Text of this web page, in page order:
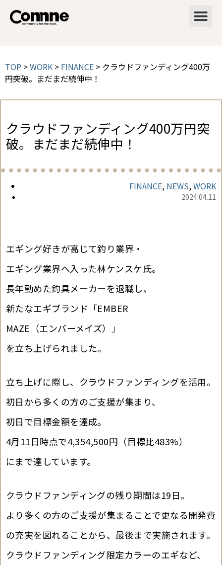
TOP >WORK > FINANCE > クラウドファンディング400万
円突破。まだまだ続伸中！
クラウドファンディング400万円突
破。まだまだ続伸中！
FINANCE, NEWS,WORK
2024.04.11
エギング好きが高じて釣り業界・
エギング業界へ入った林ケンスケ氏。
長年勤めた釣具メーカーを退職し、
新たなエギブランド「EMBER
MAZE（エンバーメイズ）」
を立ち上げられました。
立ち上げに際し、クラウドファンディングを活用。
初日から多くの方のご支援が集まり、
初日で目標金額を達成。
4月11日時点で4,354,500円（目標比483%）
にまで達しています。
クラウドファンディングの残り期間は19日。
より多くの方のご支援が集まることで更なる開発費
の充実を図れることから、最後まで実施されます。
クラウドファンディング限定カラーのエギなど、